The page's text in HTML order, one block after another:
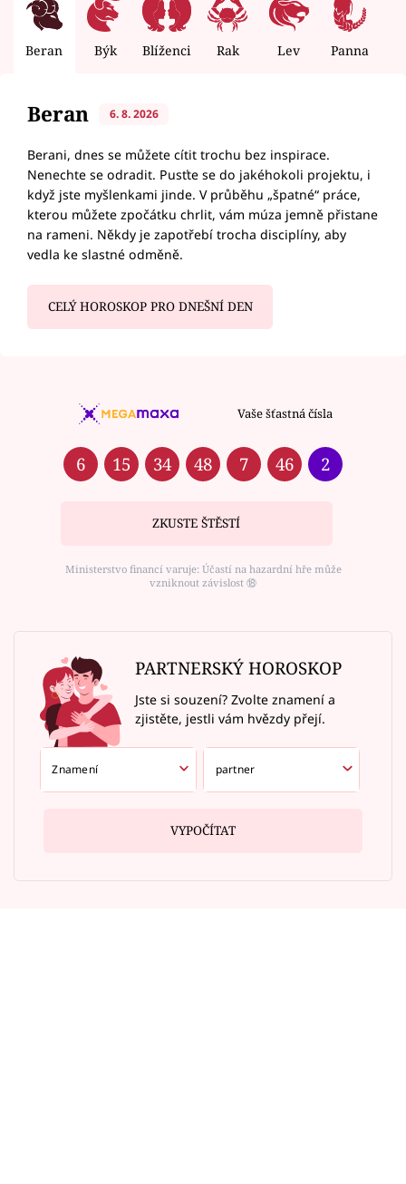
Beran Býk Blíženci Rak Lev Panna
Beran 6. 8. 2026
Berani, dnes se můžete cítit trochu bez inspirace.
Nenechte se odradit. Pusťte se do jakéhokoli projektu, i
když jste myšlenkami jinde. V průběhu „špatné“ práce,
kterou můžete zpočátku chrlit, vám múza jemně přistane
na rameni. Někdy je zapotřebí trocha disciplíny, aby
vedla ke slastné odměně.
CELÝ HOROSKOP PRO DNEŠNÍ DEN
Vaše šťastná čísla
6 15 34 48 7 46 2
ZKUSTE ŠTĚSTÍ
Ministerstvo financí varuje: Účastí na hazardní hře může
vzniknout závislost ⑱
PARTNERSKÝ HOROSKOP
Jste si souzení? Zvolte znamení a
zjistěte, jestli vám hvězdy přejí.
VYPOČÍTAT